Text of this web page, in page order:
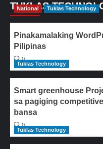
TUKLAS
National Tuklas Technology
Pinakamalaking
Pilipinas
0
Tuklas Technology
Smart greenhouse
sa pagiging
bansa
0
Tuklas Technology